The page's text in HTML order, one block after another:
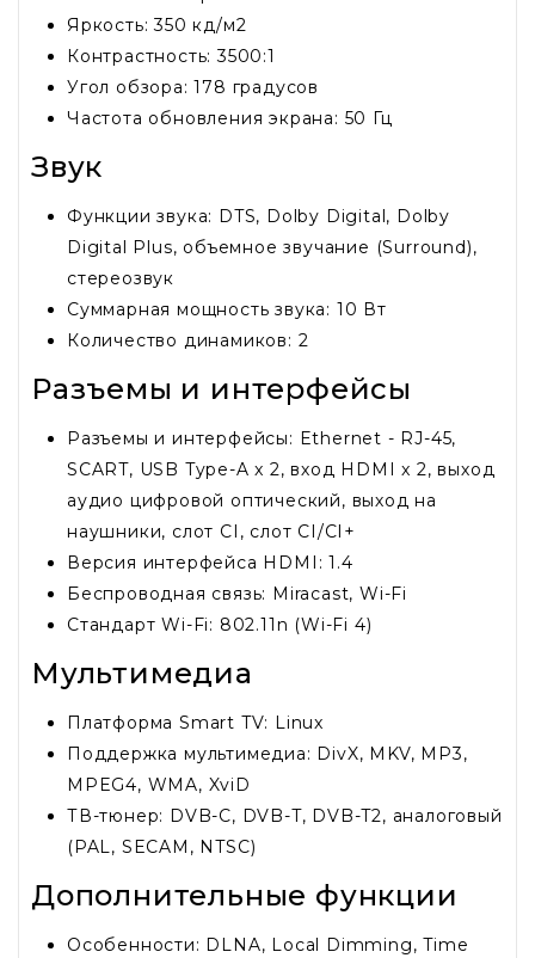
Яркость: 350 кд/м2
Контрастность: 3500:1
Угол обзора: 178 градусов
Частота обновления экрана: 50 Гц
Звук
Функции звука: DTS, Dolby Digital, Dolby
Digital Plus, объемное звучание (Surround),
стереозвук
Суммарная мощность звука: 10 Вт
Количество динамиков: 2
Разъемы и интерфейсы
Разъемы и интерфейсы: Ethernet - RJ-45,
SCART, USB Type-A x 2, вход HDMI x 2, выход
аудио цифровой оптический, выход на
наушники, слот CI, слот CI/CI+
Версия интерфейса HDMI: 1.4
Беспроводная связь: Miracast, Wi-Fi
Стандарт Wi-Fi: 802.11n (Wi-Fi 4)
Мультимедиа
Платформа Smart TV: Linux
Поддержка мультимедиа: DivX, MKV, MP3,
MPEG4, WMA, XviD
ТВ-тюнер: DVB-C, DVB-T, DVB-T2, аналоговый
(PAL, SECAM, NTSC)
Дополнительные функции
Особенности: DLNA, Local Dimming, Time